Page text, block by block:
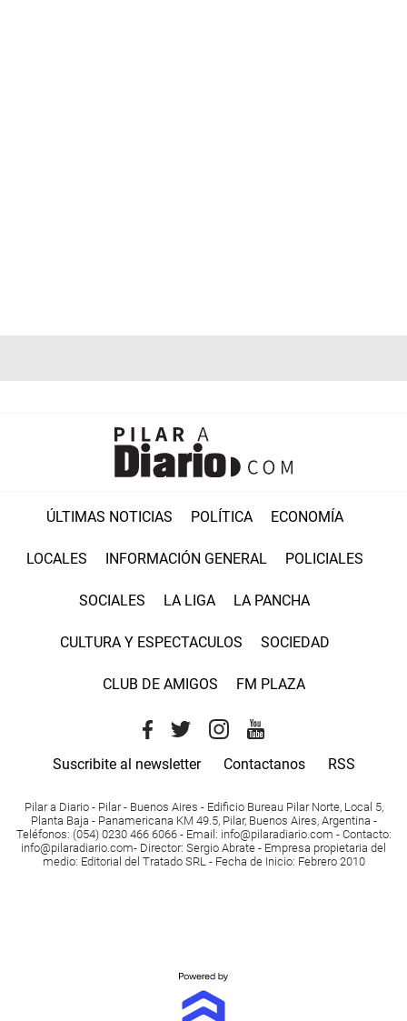
ÚLTIMAS NOTICIAS POLÍTICA ECONOMÍA
LOCALES INFORMACIÓN GENERAL POLICIALES
SOCIALES LA LIGA LA PANCHA
CULTURA Y ESPECTACULOS SOCIEDAD
CLUB DE AMIGOS FM PLAZA
Suscribite al newsletter Contactanos RSS
Pilar a Diario - Pilar - Buenos Aires - Edificio Bureau Pilar Norte, Local 5,
Planta Baja - Panamericana KM 49.5, Pilar, Buenos Aires, Argentina -
Teléfonos: (054) 0230 466 6066 - Email : info@pilaradiario.com - Contacto:
info@pilaradiario.com- Director: Sergio Abrate - Empresa propietaria del
medio: Editorial del Tratado SRL - Fecha de Inicio: Febrero 2010